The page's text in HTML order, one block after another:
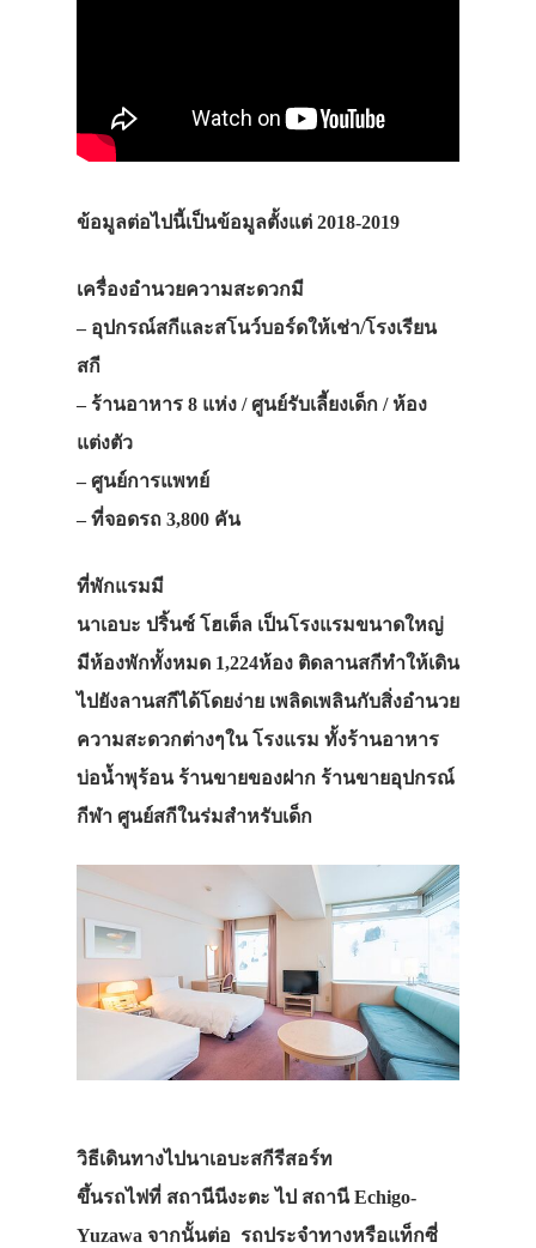
ข้อมูลต่อไปนี้เป็นข้อมูลตั้งแต่ 2018-2019
เครื่องอำนวยความสะดวกมี
– อุปกรณ์สกีและสโนว์บอร์ดให้เช่า/โรงเรียน
สกี
– ร้านอาหาร 8 แห่ง / ศูนย์รับเลี้ยงเด็ก / ห้อง
แต่งตัว
– ศูนย์การแพทย์
– ที่จอดรถ 3,800 คัน
ที่พักแรมมี
นาเอบะ ปริ้นซ์ โฮเต็ล เป็นโรงแรมขนาดใหญ่
มีห้องพักทั้งหมด 1,224ห้อง ติดลานสกีทำให้เดิน
ไปยังลานสกีได้โดยง่าย เพลิดเพลินกับสิ่งอำนวย
ความสะดวกต่างๆใน โรงแรม ทั้งร้านอาหาร
บ่อน้ำพุร้อน ร้านขายของฝาก ร้านขายอุปกรณ์
กีฬา ศูนย์สกีในร่มสำหรับเด็ก
วิธีเดินทางไปนาเอบะสกีรีสอร์ท
ขึ้นรถไฟที่ สถานีนีงะตะ ไป สถานี Echigo-
Yuzawa จากนั้นต่อ รถประจำทางหรือแท็กซี่